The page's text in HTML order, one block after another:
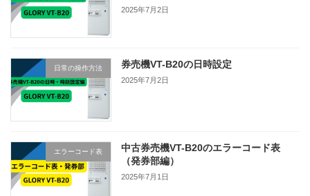
2025年7月2日
日常の操作方法 券売機VT-B20の日時設定
2025年7月2日
エラーコード表
中古券売機VT-B20のエラーコード表
（発券部編）
2025年7月1日